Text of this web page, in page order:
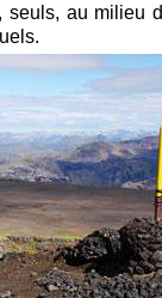
seuls, au milieu